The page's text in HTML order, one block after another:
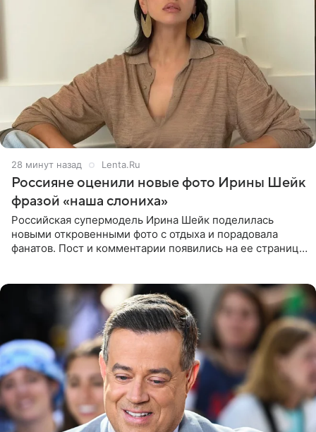
28 минут назад Lenta.Ru
Россияне оценили новые фото Ирины Шейк
фразой «наша слониха»
Российская супермодель Ирина Шейк поделилась
новыми откровенными фото с отдыха и порадовала
фанатов. Пост и комментарии появились на ее странице